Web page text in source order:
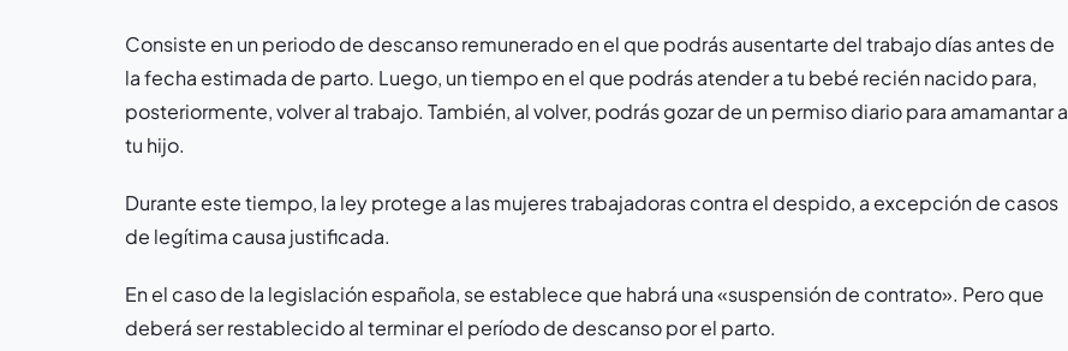
Consiste en un periodo de descanso remunerado en el que podrás ausentarte del trabajo días antes de
la fecha estimada de parto. Luego, un tiempo en el que podrás atender a tu bebé recién nacido para,
posteriormente, volver al trabajo. También, al volver, podrás gozar de un permiso diario para amamantar a
tu hijo.
Durante este tiempo, la ley protege a las mujeres trabajadoras contra el despido, a excepción de casos
de legítima causa justificada.
En el caso de la legislación española, se establece que habrá una «suspensión de contrato». Pero que
deberá ser restablecido al terminar el período de descanso por el parto.